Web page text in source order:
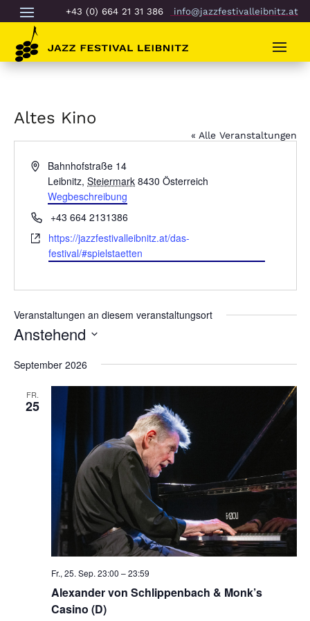
+43 (0) 664 21 31 386 info@jazzfestivalleibnitz.at
Altes Kino
« Alle Veranstaltungen
AdresseBahnhofstraße 14
Leibnitz, Steiermark 8430 Österreich
Wegbeschreibung
Telefon‭+43 664 2131386‬
Webseite
https://jazzfestivalleibnitz.at/das-
festival/#spielstaetten
Veranstaltungen an diesem veranstaltungsort
Anstehend
wählen.
September 2026
FR.
25
Alexander von Schlippenbach & Monk’s
Casino (D)
Fr., 25. Sep. 23:00 –23:59